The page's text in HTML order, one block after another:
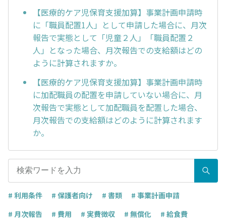
【医療的ケア児保育支援加算】事業計画申請時
に「職員配置1人」として申請した場合に、月次
報告で実態として「児童２人」「職員配置２
人」となった場合、月次報告での支給額はどの
ように計算されますか。
【医療的ケア児保育支援加算】事業計画申請時
に加配職員の配置を申請していない場合に、月
次報告で実態として加配職員を配置した場合、
月次報告での支給額はどのように計算されます
か。
# 利用条件 # 保護者向け # 書類
# 事業計画申請
# 月次報告
# 費用 # 実費徴収 # 無償化 # 給食費